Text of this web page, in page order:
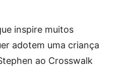
inspire muitos
adotem uma criança
ao Crosswalk